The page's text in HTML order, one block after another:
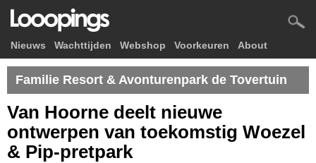
Nieuws Wachttijden Webshop Voorkeuren About
Familie Resort & Avonturenpark de Tovertuin
Van Hoorne deelt nieuwe
ontwerpen van toekomstig Woezel
& Pip-pretpark